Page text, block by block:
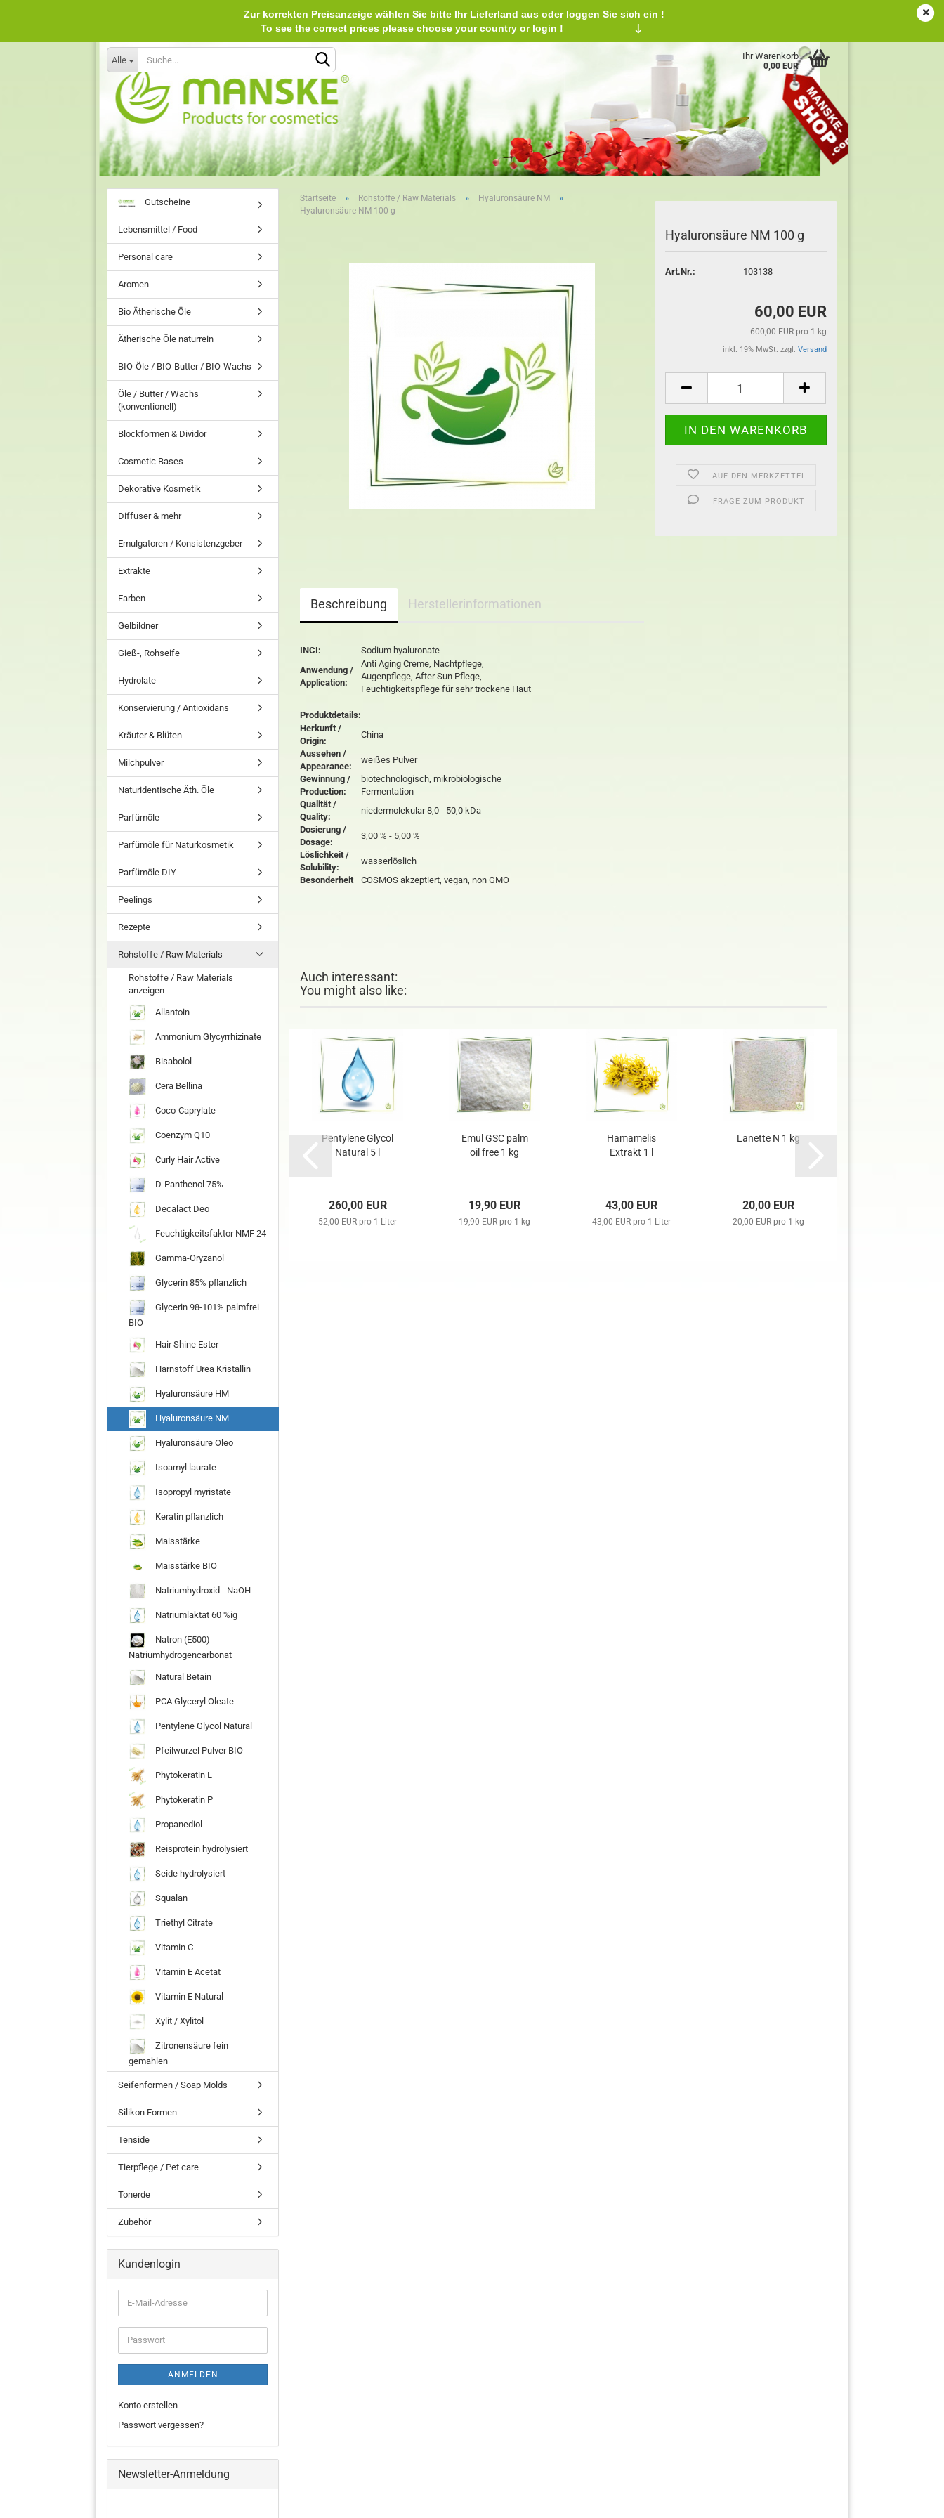
Alle Ihr Warenkorb
0,00 EUR
Zur korrekten Preisanzeige wählen Sie bitte Ihr Lieferland aus oder loggen Sie sich ein !
To see the correct prices please choose your country or login !
↓
Startseite » Rohstoffe / Raw Materials » Hyaluronsäure NM »
Hyaluronsäure NM 100 g
Hyaluronsäure NM 100 g
Art.Nr.: 103138
60,00 EUR
600,00 EUR pro 1 kg
inkl. 19% MwSt. zzgl. Versand
AUF DEN MERKZETTEL
FRAGE ZUM PRODUKT
Beschreibung Herstellerinformationen
INCI:
Sodium hyaluronate
Anwendung /
Application:
Anti Aging Creme, Nachtpflege,
Augenpflege, After Sun Pflege,
Feuchtigkeitspflege für sehr trockene Haut
Produktdetails:
Herkunft /
Origin:
China
Aussehen /
Appearance:
weißes Pulver
Gewinnung /
Production:
biotechnologisch, mikrobiologische
Fermentation
Qualität /
Quality:
niedermolekular 8,0 - 50,0 kDa
Dosierung /
Dosage:
3,00 % - 5,00 %
Löslichkeit /
Solubility:
wasserlöslich
Besonderheit
COSMOS akzeptiert, vegan, non GMO
Auch interessant:
You might also like:
Pentylene Glycol
Natural 5 l
260,00 EUR
52,00 EUR pro 1 Liter
Emul GSC palm
oil free 1 kg
19,90 EUR
19,90 EUR pro 1 kg
Hamamelis
Extrakt 1 l
43,00 EUR
43,00 EUR pro 1 Liter
Lanette N 1 kg
20,00 EUR
20,00 EUR pro 1 kg
Gutscheine
Lebensmittel / Food
Personal care
Aromen
Bio Ätherische Öle
Ätherische Öle naturrein
BIO-Öle / BIO-Butter / BIO-Wachs
Öle / Butter / Wachs
(konventionell)
Blockformen & Dividor
Cosmetic Bases
Dekorative Kosmetik
Diffuser & mehr
Emulgatoren / Konsistenzgeber
Extrakte
Farben
Gelbildner
Gieß-, Rohseife
Hydrolate
Konservierung / Antioxidans
Kräuter & Blüten
Milchpulver
Naturidentische Äth. Öle
Parfümöle
Parfümöle für Naturkosmetik
Parfümöle DIY
Peelings
Rezepte
Rohstoffe / Raw Materials
Rohstoffe / Raw Materials
anzeigen
Allantoin
Ammonium Glycyrrhizinate
Bisabolol
Cera Bellina
Coco-Caprylate
Coenzym Q10
Curly Hair Active
D-Panthenol 75%
Decalact Deo
Feuchtigkeitsfaktor NMF 24
Gamma-Oryzanol
Glycerin 85% pflanzlich
Glycerin 98-101% palmfrei
BIO
Hair Shine Ester
Harnstoff Urea Kristallin
Hyaluronsäure HM
Hyaluronsäure NM
Hyaluronsäure Oleo
Isoamyl laurate
Isopropyl myristate
Keratin pflanzlich
Maisstärke
Maisstärke BIO
Natriumhydroxid - NaOH
Natriumlaktat 60 %ig
Natron (E500)
Natriumhydrogencarbonat
Natural Betain
PCA Glyceryl Oleate
Pentylene Glycol Natural
Pfeilwurzel Pulver BIO
Phytokeratin L
Phytokeratin P
Propanediol
Reisprotein hydrolysiert
Seide hydrolysiert
Squalan
Triethyl Citrate
Vitamin C
Vitamin E Acetat
Vitamin E Natural
Xylit / Xylitol
Zitronensäure fein
gemahlen
Seifenformen / Soap Molds
Silikon Formen
Tenside
Tierpflege / Pet care
Tonerde
Zubehör
Kundenlogin
ANMELDEN
Konto erstellen
Passwort vergessen?
Newsletter-Anmeldung